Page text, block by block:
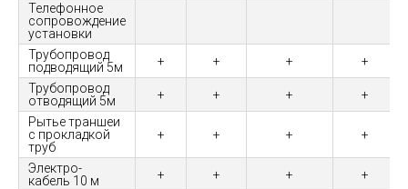
Телефонное
сопровождение
установки
Трубопровод
подводящий 5м
+ + +
+
Трубопровод
отводящий 5м
+ + +
+
Рытье траншеи
с прокладкой
труб
+ + + +
Электро-
кабель 10 м
+ + +
+